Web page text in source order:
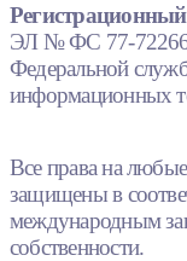
ЭЛ № ФС 77-72266
Федеральной
информационных
Все права на
защищены в
международным
собственности.